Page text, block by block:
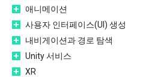
애니메이션
사용자 인터페이스(UI) 생성
내비게이션과 경로 탐색
Unity 서비스
XR